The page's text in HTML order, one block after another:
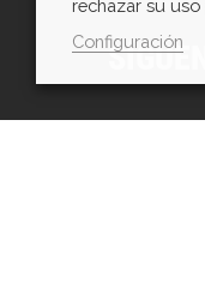
rechazar su uso
Configuración